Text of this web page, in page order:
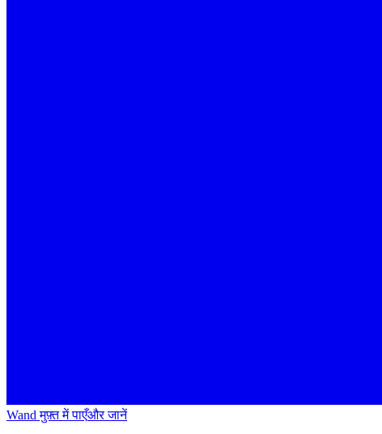
Wand मुफ़्त में पाएँऔर जानें